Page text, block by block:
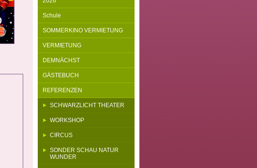
Schule
SOMMERKINO VERMIETUNG
VERMIETUNG
DEMNÄCHST
GÄSTEBUCH
REFERENZEN
SCHWARZLICHT THEATER
WORKSHOP
CIRCUS
SONDER SCHAU NATUR
WUNDER